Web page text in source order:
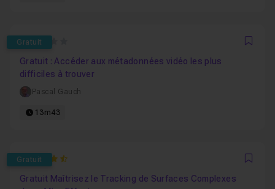
Gratuit
0
Gratuit : Accéder aux métadonnées vidéo les plus
difficiles à trouver
Pascal Gauch
13m43
Gratuit
4.8333333333333
Gratuit Maîtrisez le Tracking de Surfaces Complexes